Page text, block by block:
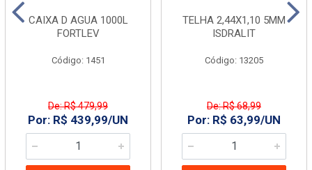
CAIXA D AGUA 1000L
FORTLEV
Código: 1451
De: R$ 479,99
Por: R$ 439,99/UN
TELHA 2,44X1,10 5MM
ISDRALIT
Código: 13205
De: R$ 68,99
Por: R$ 63,99/UN